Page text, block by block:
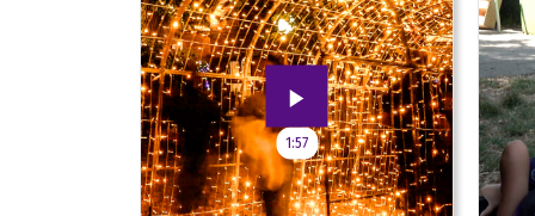
1:57